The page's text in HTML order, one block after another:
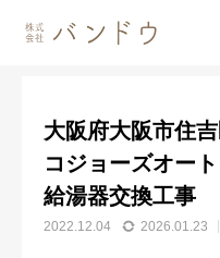
施工事例 給湯器
大阪府大阪市住
コジョーズオー
給湯器交換工事
2022.12.04 2026.01.23
無料見積
施工風景